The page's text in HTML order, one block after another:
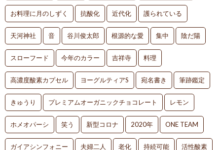
お料理に月のしずく 抗酸化 近代化 護られている
天河神社 音 谷川俊太郎 根源的な愛 集中 陰だ陽
スローフード 今年のカラー 吉祥寺 料理
高濃度酸素カプセル ヨーグルティアS 宛名書き 筆跡鑑定
きゅうり プレミアムオーガニックチョコレート レモン
ホメオパーシ 笑う 新型コロナ 2020年 ONE TEAM
ガイアシンフォニー 夫婦二人 老化 持続可能 活性酸素